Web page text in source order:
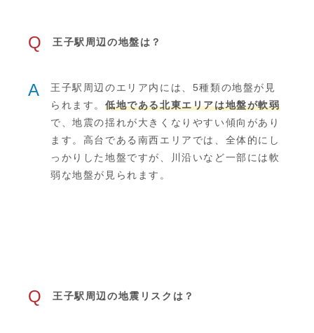
Q 王子駅周辺の地盤は？
A
王子駅周辺のエリア内には、5種類の地盤が見
られます。 低地である北東エリアは地盤が軟弱
で、地震の揺れが大きくなりやすい傾向があり
ます。高台である南西エリアでは、全体的にし
っかりした地盤ですが、川沿いなど一部には軟
弱な地盤が見られます。
Q 王子駅周辺の地震リスクは？